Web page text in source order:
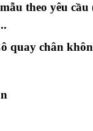
theo yêu
quay chân